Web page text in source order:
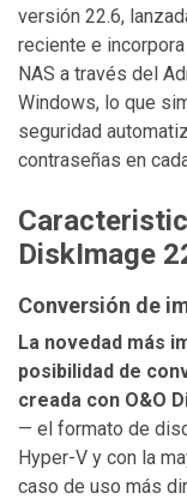
versión 22.6,
reciente e
NAS a través del
Windows, lo que
seguridad
contraseñas en
DiskImage
Conversión de
La novedad más
posibilidad de
creada con O&O
— el formato de
Hyper-V y con la
caso de uso más